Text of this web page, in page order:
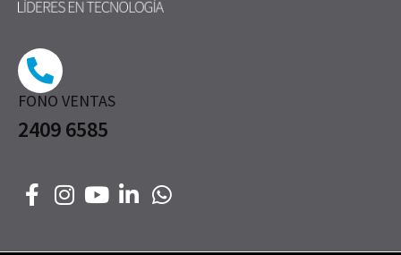
FONO VENTAS
2409 6585